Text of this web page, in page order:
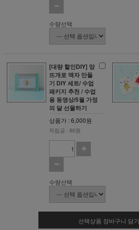
수량선택
[대량 할인DIY] 망
뜨개로 액자 만들
기 DIY 세트/ 수업
패키지 추천 / 수업
용 동영상/5월 가정
의 달 선물하기
상품가 : 6,000원
적립금 : 60원
수량선택
선택상품 장바구니 담기